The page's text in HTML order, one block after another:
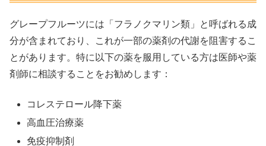
グレープフルーツには「フラノクマリン類」と呼ばれる成
分が含まれており、これが一部の薬剤の代謝を阻害するこ
とがあります。特に以下の薬を服用している方は医師や薬
剤師に相談することをお勧めします：
コレステロール降下薬
高血圧治療薬
免疫抑制剤